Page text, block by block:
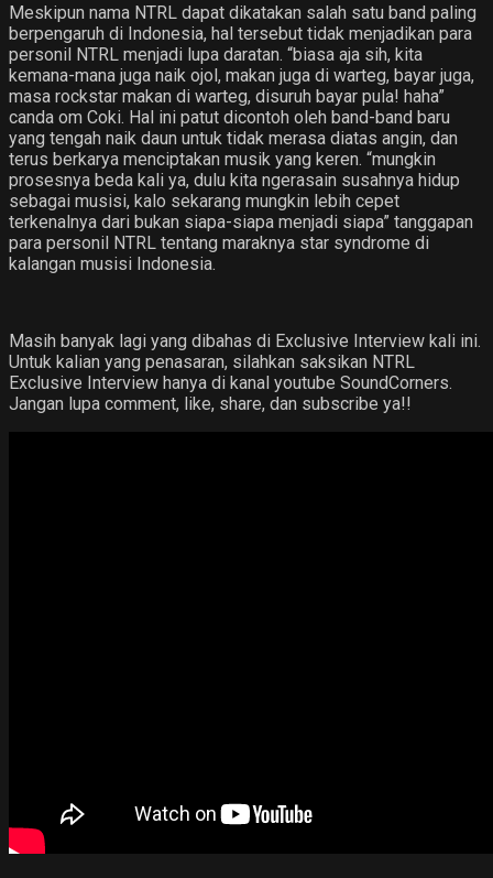
Meskipun nama NTRL dapat dikatakan salah satu band paling
berpengaruh di Indonesia, hal tersebut tidak menjadikan para
personil NTRL menjadi lupa daratan. “biasa aja sih, kita
kemana-mana juga naik ojol, makan juga di warteg, bayar juga,
masa rockstar makan di warteg, disuruh bayar pula! haha”
canda om Coki. Hal ini patut dicontoh oleh band-band baru
yang tengah naik daun untuk tidak merasa diatas angin, dan
terus berkarya menciptakan musik yang keren. “mungkin
prosesnya beda kali ya, dulu kita ngerasain susahnya hidup
sebagai musisi, kalo sekarang mungkin lebih cepet
terkenalnya dari bukan siapa-siapa menjadi siapa” tanggapan
para personil NTRL tentang maraknya star syndrome di
kalangan musisi Indonesia.
Masih banyak lagi yang dibahas di Exclusive Interview kali ini.
Untuk kalian yang penasaran, silahkan saksikan NTRL
Exclusive Interview hanya di kanal youtube SoundCorners.
Jangan lupa comment, like, share, dan subscribe ya!!